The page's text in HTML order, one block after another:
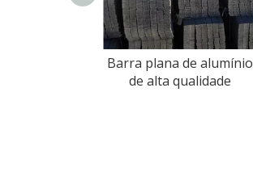
Barra plana de alumínio
de alta qualidade